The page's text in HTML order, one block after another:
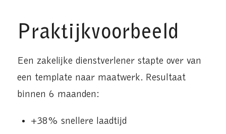
Praktijkvoorbeeld
Een zakelijke dienstverlener stapte over van
een template naar maatwerk. Resultaat
binnen 6 maanden:
+38% snellere laadtijd